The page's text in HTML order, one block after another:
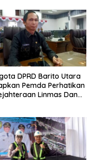
DPRD Barito Utara
Pemda Perhatikan
Linmas Dan